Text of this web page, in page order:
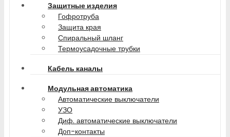
Защитные изделия
Гофротруба
Защита края
Спиральный шланг
Термоусадочные трубки
Кабель каналы
Модульная автоматика
Автоматические выключатели
УЗО
Диф. автоматические выключатели
Доп-контакты